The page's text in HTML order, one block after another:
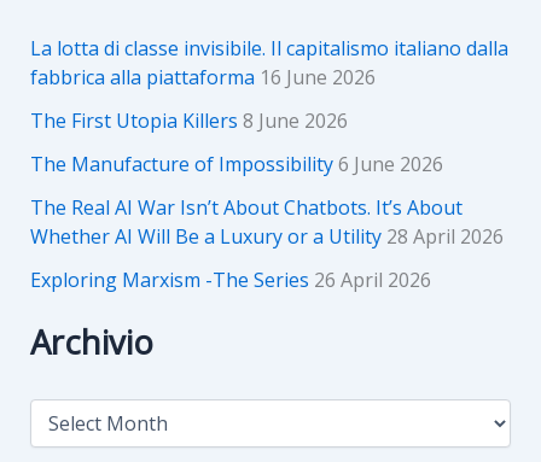
La lotta di classe invisibile. Il capitalismo italiano dalla
fabbrica alla piattaforma 16 June 2026
The First Utopia Killers 8 June 2026
The Manufacture of Impossibility6 June 2026
The Real AI War Isn’t About Chatbots. It’s About
Whether AI Will Be a Luxury or a Utility 28 April 2026
Exploring Marxism -The Series 26 April 2026
Archivio
A